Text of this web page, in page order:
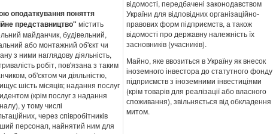
оподаткування поняття
представництво" містить
майданчик, будівельний,
або монтажний об'єкт чи
з ними наглядову діяльність,
робіт, пов'язана з таким
об'єктом чи діяльністю,
шість місяців; надання послуг
(крім послуг з надання
у тому числі
через співробітників
персонал, найнятий ним для
відомості, передбачені законодавством
України для відповідних організаційно-
правових форм підприємств, а також
відомості про державну належність їх
засновників (учасників).
Майно, яке ввозиться в Україну як внесок
іноземного інвестора до статутного фонду
підприємств з іноземними інвестиціями
(крім товарів для реалізації або власного
споживання), звільняється від обкладення
митом.